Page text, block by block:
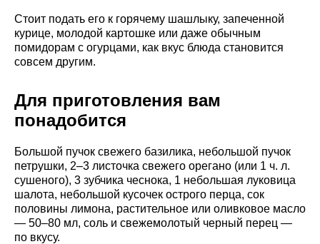
Стоит подать его к горячему шашлыку, запеченной
курице, молодой картошке или даже обычным
помидорам с огурцами, как вкус блюда становится
совсем другим.
Для приготовления вам
понадобится
Большой пучок свежего базилика, небольшой пучок
петрушки, 2–3 листочка свежего орегано (или 1 ч. л.
сушеного), 3 зубчика чеснока, 1 небольшая луковица
шалота, небольшой кусочек острого перца, сок
половины лимона, растительное или оливковое масло
— 50–80 мл, соль и свежемолотый черный перец —
по вкусу.